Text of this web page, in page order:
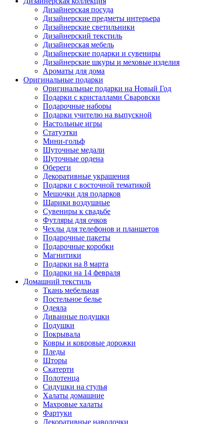
Дизайнерская посуда
Дизайнерские предметы интерьера
Дизайнерские светильники
Дизайнерский текстиль
Дизайнерская мебель
Дизайнерские подарки и сувениры
Дизайнерские шкуры и меховые изделия
Ароматы для дома
Оригинальные подарки
Оригинальные подарки на Новый Год
Подарки с кристаллами Сваровски
Подарочные наборы
Подарки учителю на выпускной
Настольные игры
Статуэтки
Мини-гольф
Шуточные медали
Шуточные ордена
Обереги
Декоративные украшения
Подарки с восточной тематикой
Мешочки для подарков
Шарики воздушные
Сувениры к свадьбе
Футляры для очков
Чехлы для телефонов и планшетов
Подарочные пакеты
Подарочные коробки
Магнитики
Подарки на 8 марта
Подарки на 14 февраля
Домашний текстиль
Ткань мебельная
Постельное белье
Одеяла
Диванные подушки
Подушки
Покрывала
Ковры и ковровые дорожки
Пледы
Шторы
Скатерти
Полотенца
Сидушки на стулья
Халаты домашние
Махровые халаты
Фартуки
Декоративные наволочки